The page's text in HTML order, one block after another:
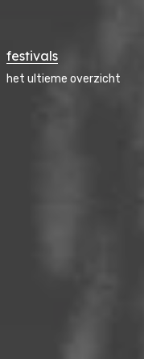
festivals
het ultieme overzicht